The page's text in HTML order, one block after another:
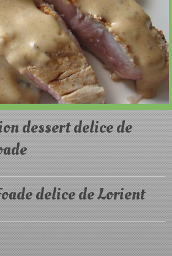
dessert delice de
delice de Lorient